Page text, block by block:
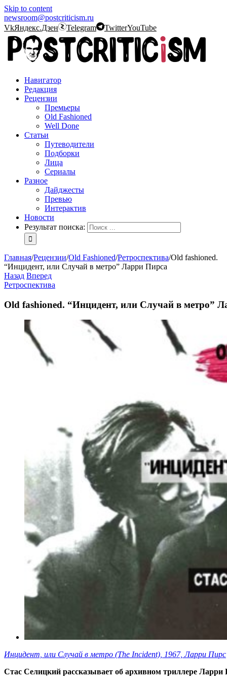
Skip to content
newsroom@postcriticism.ru
VkЯндекс.Дзен Telegram TwitterYouTube
Навигатор
Редакция
Рецензии
Премьеры
Old Fashioned
Well Done
Статьи
Путеводители
Подборки
Лица
Сериалы
Разное
Дайджесты
Превью
Интерактив
Новости
Результат поиска:
Главная/Рецензии/Old Fashioned/Ретроспектива/Old fashioned.
“Инцидент, или Случай в метро” Ларри Пирса
Назад Вперед
Ретроспектива
Old fashioned. “Инцидент, или Случай в метро”
Инцидент, или Случай в метро (The Incident), 1967, Ларри Пирс
Стас Селицкий рассказывает об архивном триллере Ларри